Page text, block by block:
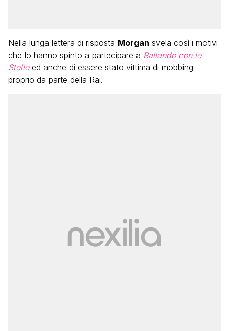
Nella lunga lettera di risposta Morgan svela così i motivi
che lo hanno spinto a partecipare a Ballando con le
Stelleed anche di essere stato vittima di mobbing
proprio da parte della Rai.